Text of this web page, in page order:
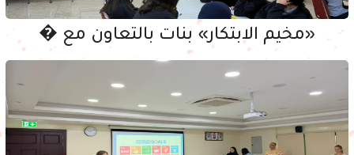
«مخيم الابتكار» بنات بالتعاون مع �